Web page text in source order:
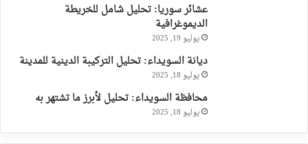
عشائر سوريا: تحليل شامل للخريطة
الديموغرافية
يوليو 19, 2025
ديانة السويداء: تحليل التركيبة الدينية للمدينة
يوليو 18, 2025
محافظة السويداء: تحليل لأبرز ما تشتهر به
يوليو 18, 2025